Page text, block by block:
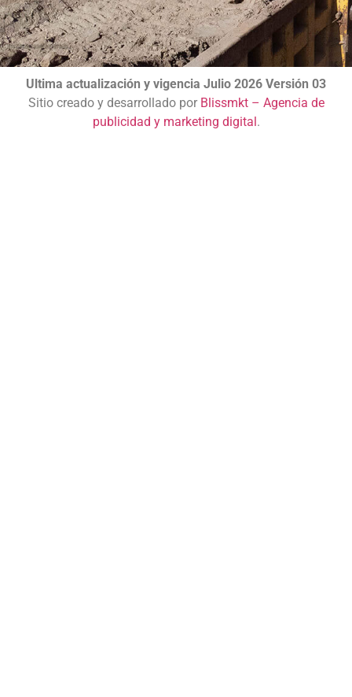
Ultima actualización y vigencia Julio 2026 Versión 03
Sitio creado y desarrollado por Blissmkt – Agencia de
publicidad y marketing digital .